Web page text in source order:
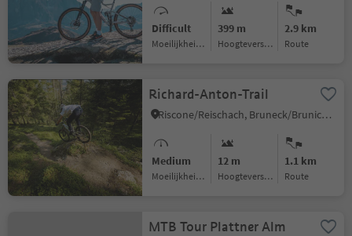
Difficult
Moeilijkheidsgraad
399 m
Hoogteverschil
2.9 km
Route
Richard-Anton-Trail
Riscone/Reischach, Bruneck/Brunico, Dolomites Region Kronplatz/Plan de Corones
Medium
Moeilijkheidsgraad
12 m
Hoogteverschil
1.1 km
Route
MTB Tour Plattner Alm